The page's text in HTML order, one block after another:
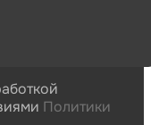
Политики